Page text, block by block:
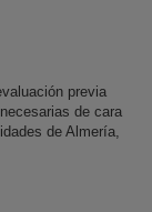
previa
de cara
de Almería,